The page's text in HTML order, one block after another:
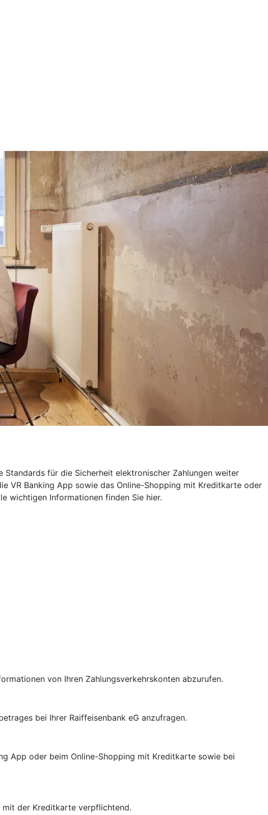
für die Sicherheit elektronischer Zahlungen weiter
VR Banking App sowie das Online-Shopping mit Kreditkarte oder
wichtigen Informationen finden Sie hier.
von Ihren Zahlungsverkehrskonten abzurufen.
bei Ihrer Raiffeisenbank eG anzufragen.
App oder beim Online-Shopping mit Kreditkarte sowie bei
mit der Kreditkarte verpflichtend.